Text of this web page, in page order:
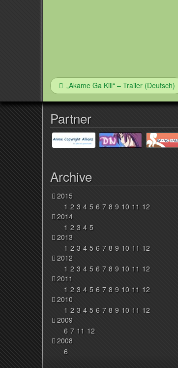
„Akame Ga Kill“ – Trailer (Deutsch)
Partner
Archive
2015
1 2 3 4 5 6 7 8 9 10 11 12
2014
1 2 3 4 5
2013
1 2 3 4 5 6 7 8 9 10 11 12
2012
1 2 3 4 5 6 7 8 9 10 11 12
2011
1 2 3 4 5 6 7 8 9 10 11 12
2010
1 2 3 4 5 6 7 8 9 10 11 12
2009
6 7 11 12
2008
6